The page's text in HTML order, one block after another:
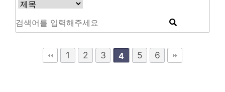
1 2 3 4 5 6